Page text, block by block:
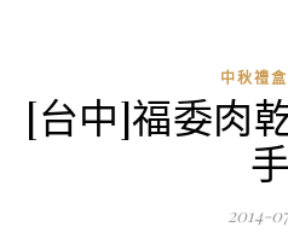
中秋禮
[台中]福委肉
手
2014-